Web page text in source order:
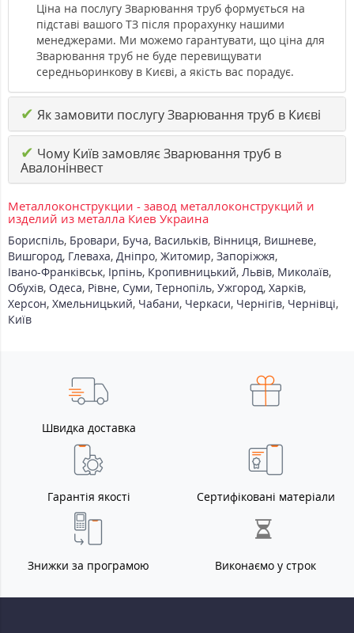
Ціна на послугу Зварювання труб формується на
підставі вашого ТЗ після прорахунку нашими
менеджерами. Ми можемо гарантувати, що ціна для
Зварювання труб не буде перевищувати
середньоринкову в Києві, а якість вас порадує.
✔ Як замовити послугу Зварювання труб в Києві
✔ Чому Київ замовляє Зварювання труб в
Авалонінвест
Металлоконструкции - завод металлоконструкций и
изделий из металла Киев Украина
Бориспіль, Бровари, Буча, Васильків, Вінниця, Вишневе,
Вишгород, Глеваха, Дніпро, Житомир, Запоріжжя,
Івано-Франківськ, Ірпінь, Кропивницький, Львів, Миколаїв,
Обухів, Одеса, Рівне, Суми, Тернопіль, Ужгород, Харків,
Херсон, Хмельницький, Чабани, Черкаси, Чернігів, Чернівці,
Київ
Швидка доставка
Гарантія якості Сертифіковані матеріали
Знижки за програмою Виконаємо у строк